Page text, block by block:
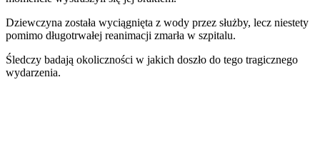
Dziewczyna została wyciągnięta z wody przez służby, lecz niestety
pomimo długotrwałej reanimacji zmarła w szpitalu.
Śledczy badają okoliczności w jakich doszło do tego tragicznego
wydarzenia.